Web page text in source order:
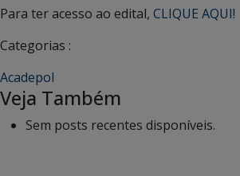
Para ter acesso ao edital, CLIQUE AQUI!
Categorias :
Acadepol
Veja Também
Sem posts recentes disponíveis.